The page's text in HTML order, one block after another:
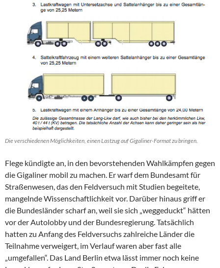
Die verschiedenen Möglichkeiten, einen Lastzug auf Gigaliner-Format zu bringen.
Flege kündigte an, in den bevorstehenden Wahlkämpfen gegen
die Gigaliner mobil zu machen. Er warf dem Bundesamt für
Straßenwesen, das den Feldversuch mit Studien begeitete,
mangelnde Wissenschaftlichkeit vor. Darüber hinaus griff er
die Bundesländer scharf an, weil sie sich „weggeduckt“ hätten
vor der Autolobby und der Bundesregierung. Tatsächlich
hatten zu Anfang des Feldversuchs zahlreiche Länder die
Teilnahme verweigert, im Verlauf waren aber fast alle
„umgefallen“. Das Land Berlin etwa lässt immer noch keine